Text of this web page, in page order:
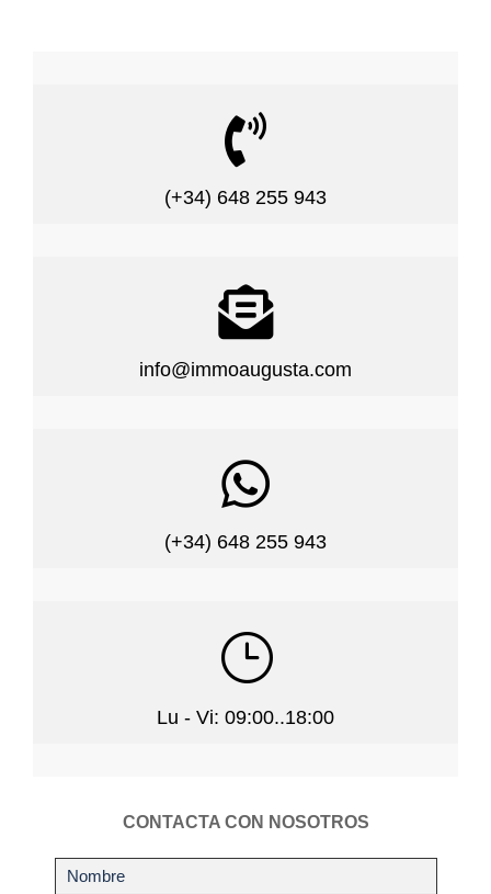

(+34) 648 255 943

info@immoaugusta.com

(+34) 648 255 943
}
Lu - Vi: 09:00..18:00
CONTACTA CON NOSOTROS